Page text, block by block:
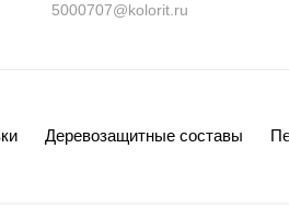
5000707@kolorit.ru
Деревозащитные составы